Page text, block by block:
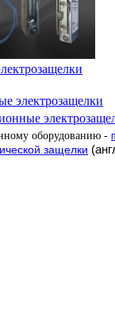
электрозащелки
оборудованию -
защелки